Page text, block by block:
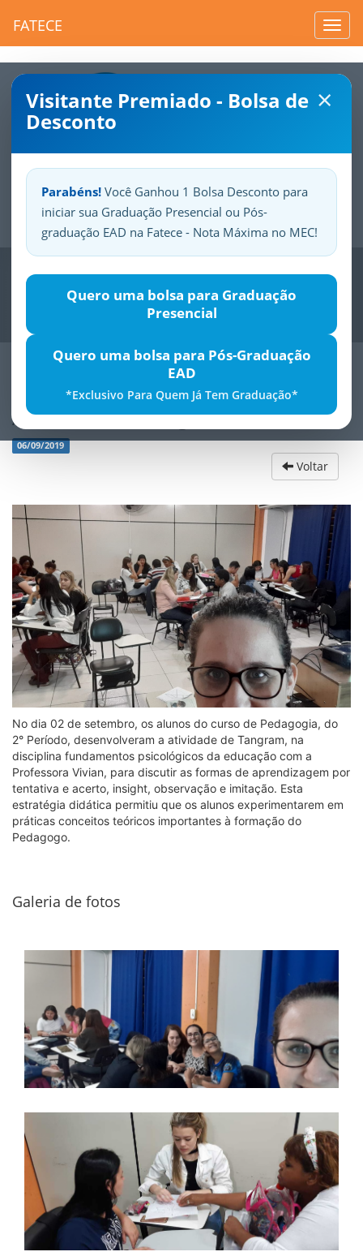
FATECE
×
Visitante Premiado - Bolsa de
Desconto
Parabéns! Você Ganhou 1 Bolsa Desconto para
iniciar sua Graduação Presencial ou Pós-
graduação EAD na Fatece - Nota Máxima no MEC!
Quero uma bolsa para Graduação
Presencial
Quero uma bolsa para Pós-Graduação
EAD
*Exclusivo Para Quem Já Tem Graduação*
SuaFatece.Seuorgulho.
Previous
Atividade com Tangram
06/09/2019
Voltar
No dia 02 de setembro, os alunos do curso de Pedagogia, do
2° Período, desenvolveram a atividade de Tangram, na
disciplina fundamentos psicológicos da educação com a
Professora Vivian, para discutir as formas de aprendizagem por
tentativa e acerto, insight, observação e imitação. Esta
estratégia didática permitiu que os alunos experimentarem em
práticas conceitos teóricos importantes à formação do
Pedagogo.
Galeria de fotos